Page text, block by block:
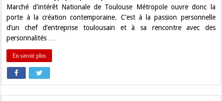
à
Marché d'intérêt Nationale de Toulouse Métropole ouvre donc la
porte à la création contemporaine. C’est à la passion personnelle
d’un chef d’entreprise toulousain et à sa rencontre avec des
personnalités …
En savoir plus